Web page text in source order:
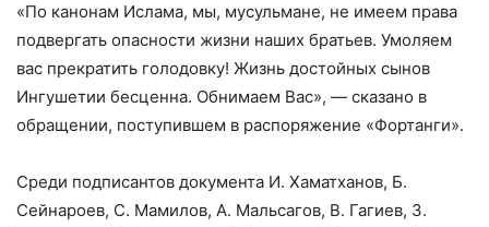
«По канонам Ислама, мы, мусульмане, не имеем права
подвергать опасности жизни наших братьев. Умоляем
вас прекратить голодовку! Жизнь достойных сынов
Ингушетии бесценна. Обнимаем Вас», — сказано в
обращении, поступившем в распоряжение «Фортанги».
Среди подписантов документа И. Хаматханов, Б.
Сейнароев, С. Мамилов, А. Мальсагов, В. Гагиев, З.